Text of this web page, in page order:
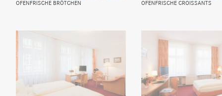
OFENFRISCHE BRÖTCHEN OFENFRISCHE CROISSANTS